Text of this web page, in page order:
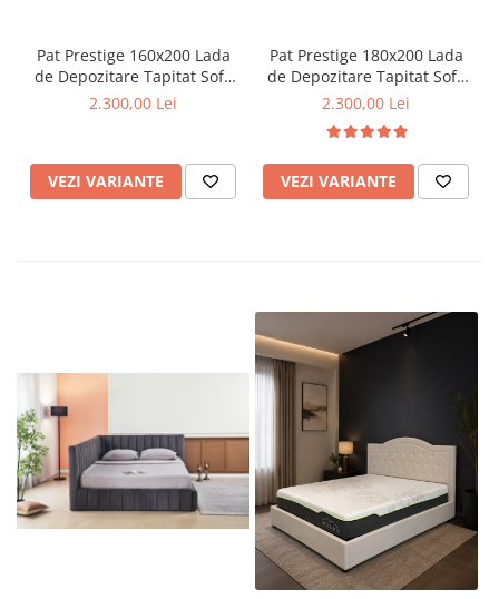
Pat Prestige 160x200 Lada
de Depozitare Tapitat Sofa
Gri (cod:ML2514)
2.300,00 Lei
VEZI VARIANTE
Pat Prestige 180x200 Lada
de Depozitare Tapitat Sofa
Bej (cod:ML2514)
2.300,00 Lei
VEZI VARIANTE